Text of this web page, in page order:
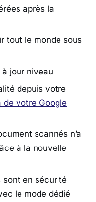
après la
tout le monde sous
jour niveau
depuis votre
de votre Google
scannés n’a
à la nouvelle
sont en sécurité
le mode dédié